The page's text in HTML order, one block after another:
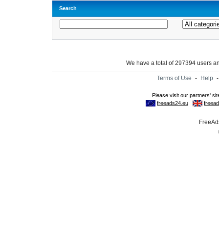
Search
We have a total of 297394 users
Terms of Use - Help